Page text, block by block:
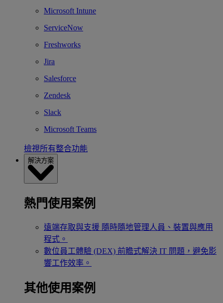
Microsoft Intune
ServiceNow
Freshworks
Jira
Salesforce
Zendesk
Slack
Microsoft Teams
檢視所有整合功能
解決方案
熱門使用案例
遠端存取與支援 隨時隨地管理人員、裝置與應用
程式。
數位員工體驗 (DEX) 前瞻式解決 IT 問題，避免影
響工作效率。
其他使用案例